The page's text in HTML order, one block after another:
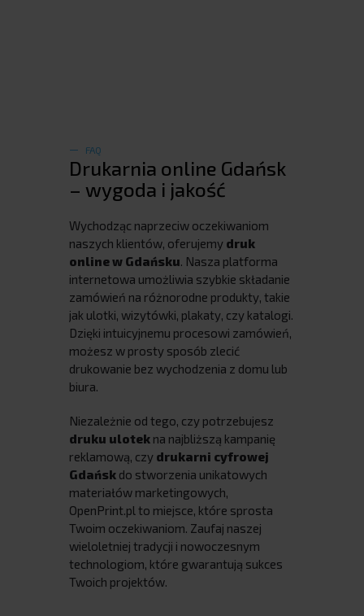
FAQ
Drukarnia online Gdańsk
– wygoda i jakość
Wychodząc naprzeciw oczekiwaniom
naszych klientów, oferujemy druk
online w Gdańsku. Nasza platforma
internetowa umożliwia szybkie składanie
zamówień na różnorodne produkty, takie
jak ulotki, wizytówki, plakaty, czy katalogi.
Dzięki intuicyjnemu procesowi zamówień,
możesz w prosty sposób zlecić
drukowanie bez wychodzenia z domu lub
biura.
Niezależnie od tego, czy potrzebujesz
druku ulotek na najbliższą kampanię
reklamową, czy drukarni cyfrowej
Gdańsk do stworzenia unikatowych
materiałów marketingowych,
OpenPrint.pl to miejsce, które sprosta
Twoim oczekiwaniom. Zaufaj naszej
wieloletniej tradycji i nowoczesnym
technologiom, które gwarantują sukces
Twoich projektów.